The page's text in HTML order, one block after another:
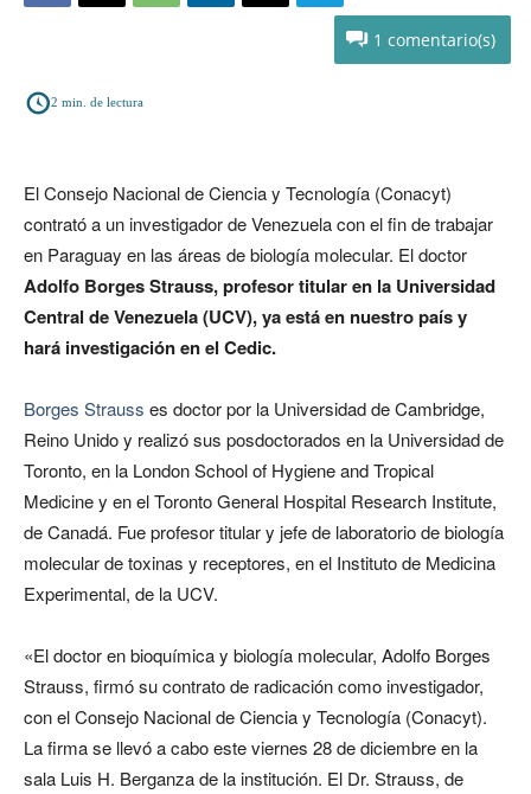
1
2 min. de lectura
El Consejo Nacional de Ciencia y Tecnología (Conacyt)
contrató a un investigador de Venezuela con el fin de trabajar
en Paraguay en las áreas de biología molecular. El doctor
Adolfo Borges Strauss, profesor titular en la Universidad
Central de Venezuela (UCV), ya está en nuestro país y
hará investigación en el Cedic.
Borges Strauss es doctor por la Universidad de Cambridge,
Reino Unido y realizó sus posdoctorados en la Universidad de
Toronto, en la London School of Hygiene and Tropical
Medicine y en el Toronto General Hospital Research Institute,
de Canadá. Fue profesor titular y jefe de laboratorio de biología
molecular de toxinas y receptores, en el Instituto de Medicina
Experimental, de la UCV.
«El doctor en bioquímica y biología molecular, Adolfo Borges
Strauss, firmó su contrato de radicación como investigador,
con el Consejo Nacional de Ciencia y Tecnología (Conacyt).
La firma se llevó a cabo este viernes 28 de diciembre en la
sala Luis H. Berganza de la institución. El Dr. Strauss, de